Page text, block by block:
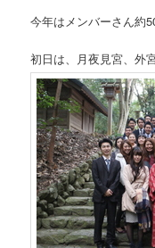
今年はメンバーさん約
初日は、月夜見宮、外